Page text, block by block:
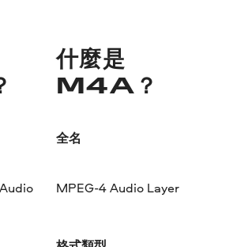
什麼是
M4A？
全名
MPEG-4 Audio Layer